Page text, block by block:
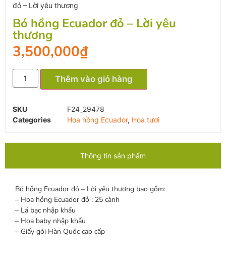
đỏ – Lời yêu thương
Bó hồng Ecuador đỏ – Lời yêu
thương
3,500,000₫
Thêm vào giỏ hàng
SKU
F24_29478
Categories
Hoa hồng Ecuador, Hoa tươi
Thông tin sản phẩm
Bó hồng Ecuador đỏ – Lời yêu thương bao gồm:
– Hoa hồng Ecuador đỏ : 25 cành
– Lá bạc nhập khẩu
– Hoa baby nhập khẩu
– Giấy gói Hàn Quốc cao cấp